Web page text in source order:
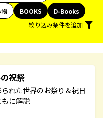
物 BOOKS
D-Books
絞り込み条件を追加
祝祭
れた世界のお祭り＆祝日
に解説